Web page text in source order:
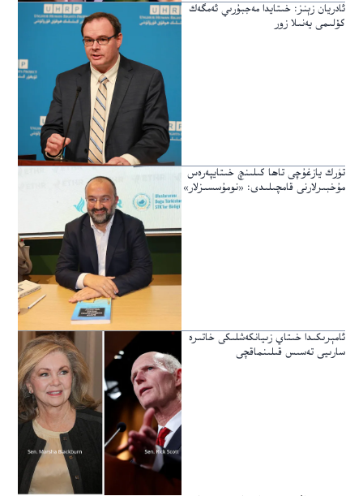
ئادريان زېنز: خىتايدا مەجبۇرىي ئەمگەك
كۆلىمى يەنىلا زور
تۈرك يازغۇچى تاھا كىلىنچ خىتايپەرەس
مۇخبىرلارنى قامچىلىدى: «نومۇسسىزلار»
ئامېرىكىدا خىتاي زىيانكەشلىكى خاتىرە
سارىيى تەسىس قىلىنماقچى